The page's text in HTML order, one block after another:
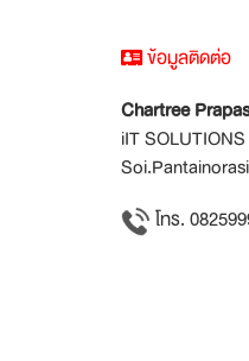
ข้อมูลติดต่อ
Chartree
iIT
โทร.